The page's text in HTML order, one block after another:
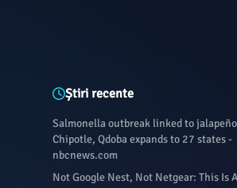
Știri recente
Salmonella outbreak linked to
Chipotle, Qdoba expands to 27 states -
nbcnews.com
Not Google Nest, Not Netgear: This Is